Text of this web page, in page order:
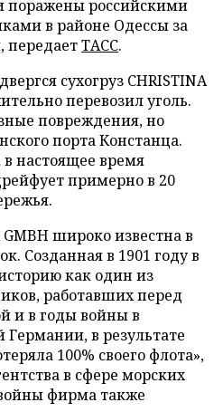
поражены российскими
в районе Одессы за
передаетТАСС.
сухогруз CHRISTINA
перевозил уголь.
повреждения, но
порта Констанца.
в настоящее время
примерно в 20
широко известна в
Созданная в 1901 году в
как один из
работавших перед
и в годы войны в
в результате
100% своего флота»,
в сфере морских
фирма также